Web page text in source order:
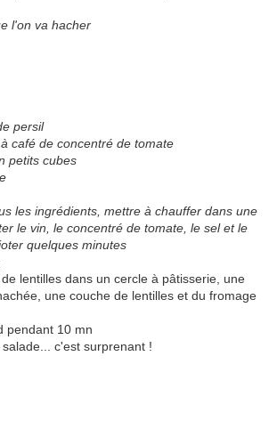
l'on va hacher
persil
café de concentré de tomate
petits cubes
les ingrédients, mettre à chauffer dans une
le vin, le concentré de tomate, le sel et le
quelques minutes
lentilles dans un cercle à pâtisserie, une
une couche de lentilles et du fromage
pendant 10 mn
c'est surprenant !